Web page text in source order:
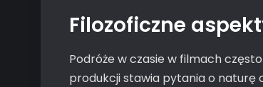
Filozoficzne
Podróże w czasie w filmach
produkcji stawia pytania o naturę